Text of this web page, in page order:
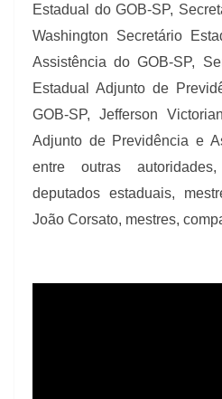
Estadual do GOB-SP,
Washington Secretário
Assistência do GOB-SP,
Estadual Adjunto de
GOB-SP, Jefferson
Adjunto de Previdência e
entre outras
deputados estaduais,
João Corsato, mestres,